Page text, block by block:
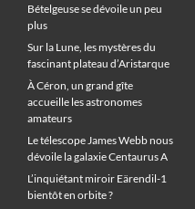
Bételgeuse se dévoile un peu
plus
Sur la Lune, les mystères du
fascinant plateau d’Aristarque
À Céron, un grand gîte
accueille les astronomes
amateurs
Le télescope James Webb nous
dévoile la galaxie Centaurus A
L’inquiétant miroir Eärendil-1
bientôt en orbite ?